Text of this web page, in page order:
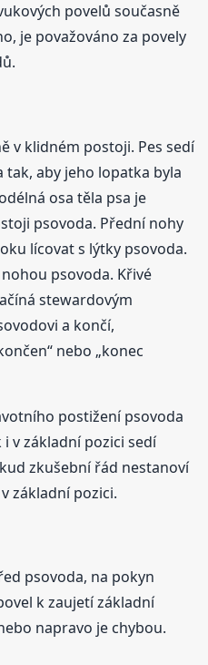
povelů současně
je považováno za povely
v klidném postoji. Pes sedí
tak, aby jeho lopatka byla
osa těla psa je
psovoda. Přední nohy
lícovat s lýtky psovoda.
psovoda. Křivé
stewardovým
a končí,
nebo „konec
postižení psovoda
v základní pozici sedí
zkušební řád nestanoví
základní pozici.
psovoda, na pokyn
k zaujetí základní
napravo je chybou.